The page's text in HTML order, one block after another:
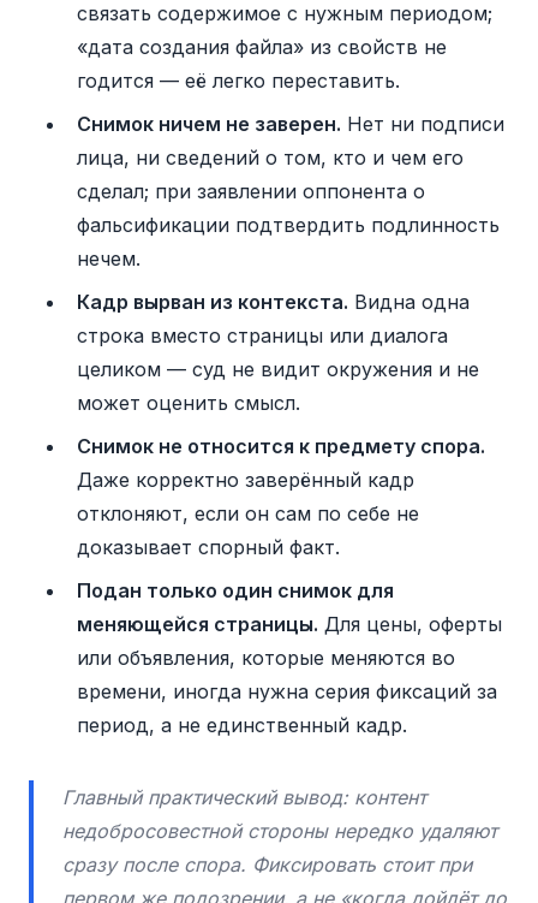
связать содержимое с нужным периодом;
«дата создания файла» из свойств не
годится — её легко переставить.
Снимок ничем не заверен. Нет ни подписи
лица, ни сведений о том, кто и чем его
сделал; при заявлении оппонента о
фальсификации подтвердить подлинность
нечем.
Кадр вырван из контекста. Видна одна
строка вместо страницы или диалога
целиком — суд не видит окружения и не
может оценить смысл.
Снимок не относится к предмету спора.
Даже корректно заверённый кадр
отклоняют, если он сам по себе не
доказывает спорный факт.
Подан только один снимок для
меняющейся страницы. Для цены, оферты
или объявления, которые меняются во
времени, иногда нужна серия фиксаций за
период, а не единственный кадр.
Главный практический вывод: контент
недобросовестной стороны нередко удаляют
сразу после спора. Фиксировать стоит при
первом же подозрении, а не «когда дойдёт до